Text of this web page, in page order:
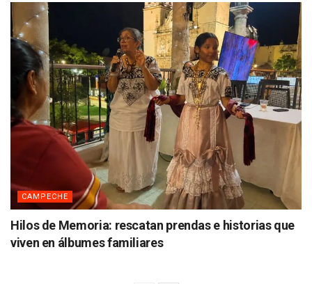
CAMPECHE
Hilos de Memoria: rescatan prendas e historias que
viven en álbumes familiares